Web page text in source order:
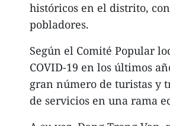
históricos en el distrito,
pobladores.
Según el Comité Popular
COVID-19 en los últimos
gran número de turistas y
de servicios en una rama